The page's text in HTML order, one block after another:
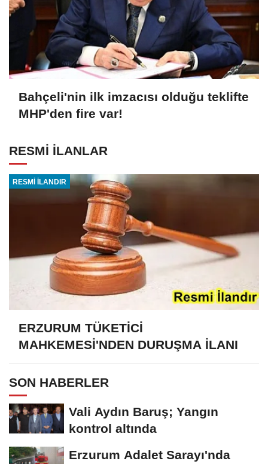
Bahçeli'nin ilk imzacısı olduğu teklifte
MHP'den fire var!
RESMİ İLANLAR
RESMİ İLANDIR
ERZURUM TÜKETİCİ
MAHKEMESİ'NDEN DURUŞMA İLANI
SON HABERLER
Vali Aydın Baruş; Yangın
kontrol altında
Erzurum Adalet Sarayı'nda